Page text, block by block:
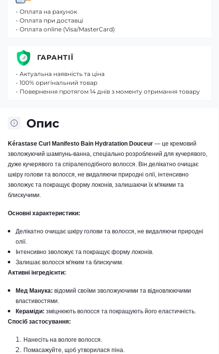
Опис
Kérastase Curl Manifesto Bain Hydratation Douceur — це кремовий
зволожуючий шампунь-ванна, спеціально розроблений для кучерявого,
дуже кучерявого та спіралеподібного волосся. Він делікатно очищає
шкіру голови та волосся, не видаляючи природні олії, інтенсивно
зволожує та покращує форму локонів, залишаючи їх м'якими та
блискучими.
Основні характеристики:
Делікатно очищає шкіру голови та волосся, не видаляючи природні
олії.
Інтенсивно зволожує та покращує форму локонів.
Залишає волосся м'яким та блискучим.
Активні інгредієнти:
Мед Манука: відомий своїми зволожуючими та відновлюючими
властивостями.
Кераміди: зміцнюють волосся та покращують його еластичність.
Спосіб застосування:
Нанесіть на вологе волосся.
Помасажуйте, щоб утворилася піна.
- Оплата на рахунок
- Оплата при доставці
- Оплата online (Visa/MasterCard)
ГАРАНТІЇ
- Актуальна наявність та ціна
- 100% оригінальний товар
- Повернення протягом 14 днів з моменту отримання товару